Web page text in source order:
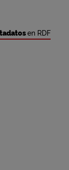
en RDF